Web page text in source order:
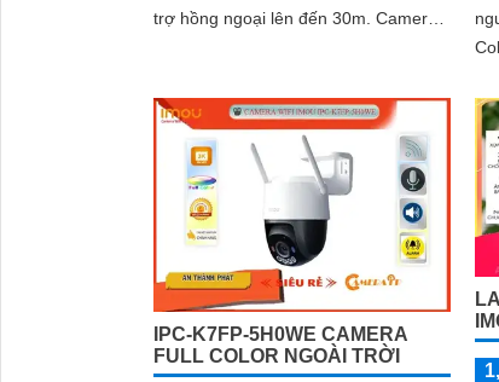
trợ hồng ngoại lên đến 30m. Camera
góc nhìn toàn diện
là
IPC-K7FP-5H0WE CAMERA
FULL COLOR NGOÀI TRỜI